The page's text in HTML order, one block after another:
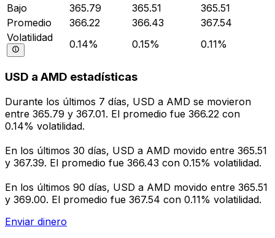
Bajo
365.79 365.51
365.51
Promedio
366.22 366.43
367.54
Volatilidad
0.14% 0.15% 0.11%
USD a AMD estadísticas
Durante los últimos 7 días, USD a AMD se movieron
entre 365.79 y 367.01. El promedio fue 366.22 con
0.14% volatilidad.
En los últimos 30 días, USD a AMD movido entre 365.51
y 367.39. El promedio fue 366.43 con 0.15% volatilidad.
En los últimos 90 días, USD a AMD movido entre 365.51
y 369.00. El promedio fue 367.54 con 0.11% volatilidad.
Enviar dinero